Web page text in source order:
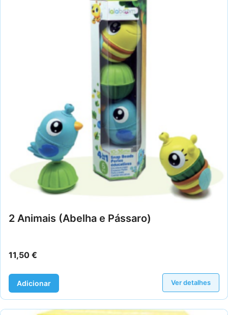
2 Animais (Abelha e Pássaro)
11,50 €
Adicionar Ver detalhes